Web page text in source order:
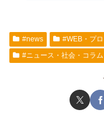
#news #WEB・プ
#ニュース・社会・コラム